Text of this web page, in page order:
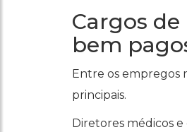
Cargos
bem
Entre os empregos
principais.
Diretores médicos